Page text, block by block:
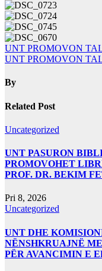
Lëvizje
te
postimet
UNT PROMOVON
UNT PROMOVON
By
Related Post
Uncategorized
UNT PASURON
PROMOVOHET
PROF. DR. BEKIM
Pri 8, 2026
Uncategorized
UNT DHE
NËNSHKRUAJNË
PËR AVANCIMIN E